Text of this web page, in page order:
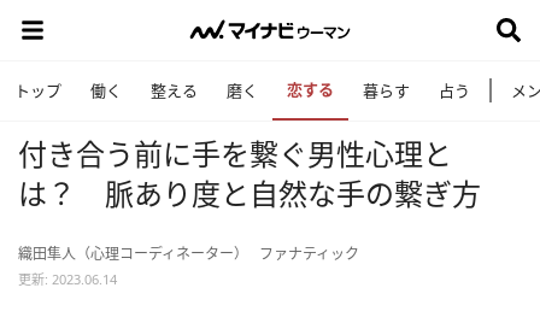
トップ 働く 整える 磨く 恋する 暮らす 占う メ
付き合う前に手を繋ぐ男性心理と
は？ 脈あり度と自然な手の繋ぎ方
織田隼人（心理コーディネーター） ファナティック
更新: 2023.06.14